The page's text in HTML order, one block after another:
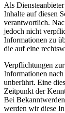
Als
Inhalte auf diesen
verantwortlich.
jedoch nicht
Informationen zu
die auf eine
Verpflichtungen
Informationen
unberührt. Eine
Zeitpunkt der
Bei
werden wir diese